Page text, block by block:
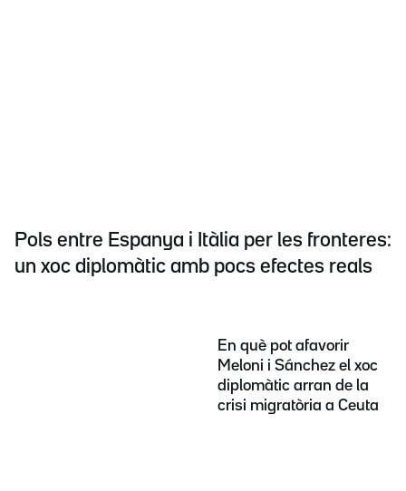
Pols entre Espanya i Itàlia per les fronteres:
un xoc diplomàtic amb pocs efectes reals
En què pot afavorir
Meloni i Sánchez el xoc
diplomàtic arran de la
crisi migratòria a Ceuta